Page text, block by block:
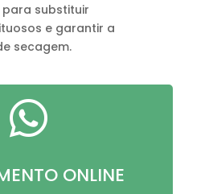
substituir
e garantir a
secagem.

ONLINE